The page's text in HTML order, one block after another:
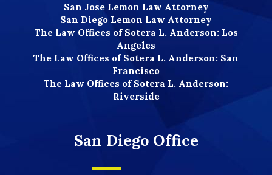
San Jose Lemon Law Attorney
San Diego Lemon Law Attorney
The Law Offices of Sotera L. Anderson: Los
Angeles
The Law Offices of Sotera L. Anderson: San
Francisco
The Law Offices of Sotera L. Anderson:
Riverside
San Diego Office